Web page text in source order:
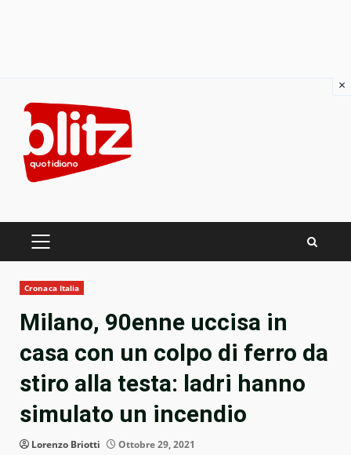
content
PRIMARY
Cronaca Italia
Milano, 90enne uccisa in
casa con un colpo di ferro da
stiro alla testa: ladri hanno
simulato un incendio
Lorenzo Briotti Ottobre 29, 2021
×